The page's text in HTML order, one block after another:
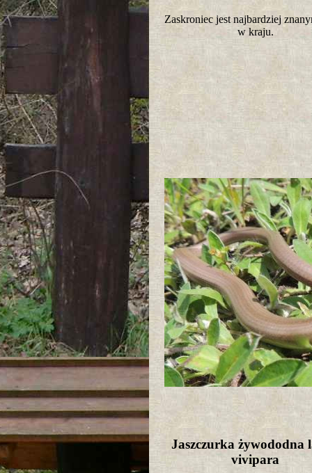
Zaskroniec jest najbardziej
w kraju.
Jaszczurka żywododna
vivipara